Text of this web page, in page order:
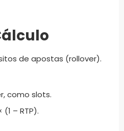
de apostas (rollover).
como slots.
– RTP).